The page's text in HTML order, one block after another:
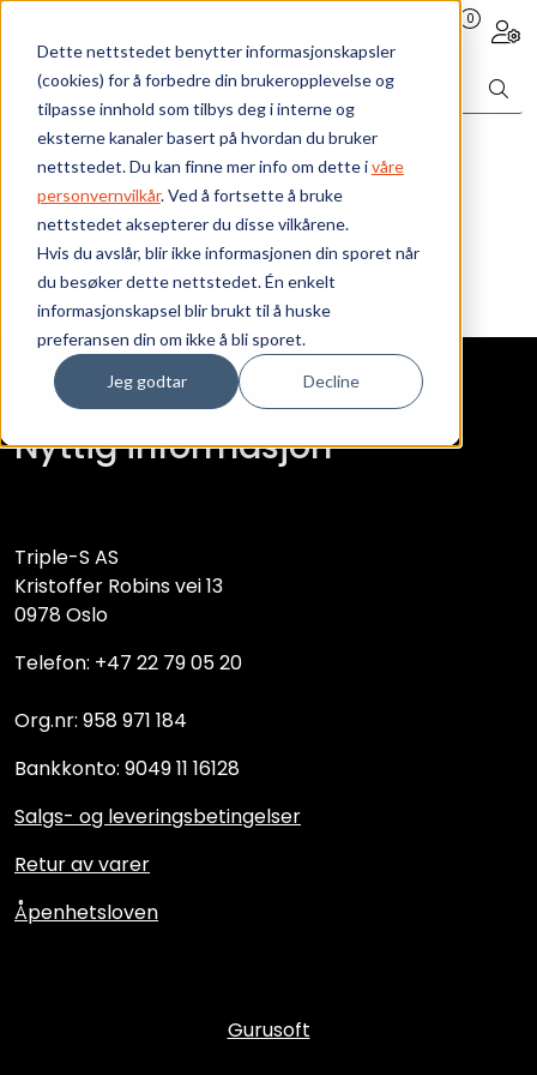
Dette nettstedet benytter informasjonskapsler
(cookies) for å forbedre din brukeropplevelse og
tilpasse innhold som tilbys deg i interne og
eksterne kanaler basert på hvordan du bruker
nettstedet. Du kan finne mer info om dette ivåre
personvernvilkår. Ved å fortsette å bruke
nettstedet aksepterer du disse vilkårene.
Hvis du avslår, blir ikke informasjonen din sporet når
du besøker dette nettstedet. Én enkelt
informasjonskapsel blir brukt til å huske
preferansen din om ikke å bli sporet.
Jeg godtar Decline
Skip to main content 0
Trykk her
Nyttig informasjon
Triple-S AS
Kristoffer Robins vei 13
0978 Oslo
Telefon: +47 22 79 05 20
Org.nr: 958 971 184
Bankkonto: 9049 11 16128
Salgs- og leveringsbetingelser
Retur av varer
Åpenhetsloven
Gurusoft
Bærekraft
Vi tilbyr
Ressurser
Om oss